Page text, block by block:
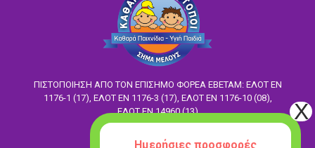
ΠΙΣΤΟΠΟΙΗΣΗ ΑΠΟ ΤΟΝ ΕΠΙΣΗΜΟ ΦΟΡΕΑ ΕΒΕΤΑΜ: ΕΛΟΤ EN
1176-1 (17), ΕΛΟΤ ΕΝ 1176-3 (17), ΕΛΟΤ ΕΝ 1176-10 (08),
ΕΛΟΤ ΕΝ 14960 (13)
Ημερήσιες προσφορές